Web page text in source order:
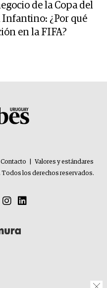
de la Copa del
Infantino: ¿Por qué
en la FIFA?
Contacto
Valores y estándares
los derechos reservados.